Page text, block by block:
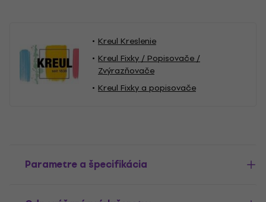
Kreul Kreslenie
Kreul Fixky / Popisovače /
Zvýrazňovače
Kreul Fixky a popisovače
Parametre a špecifikácia